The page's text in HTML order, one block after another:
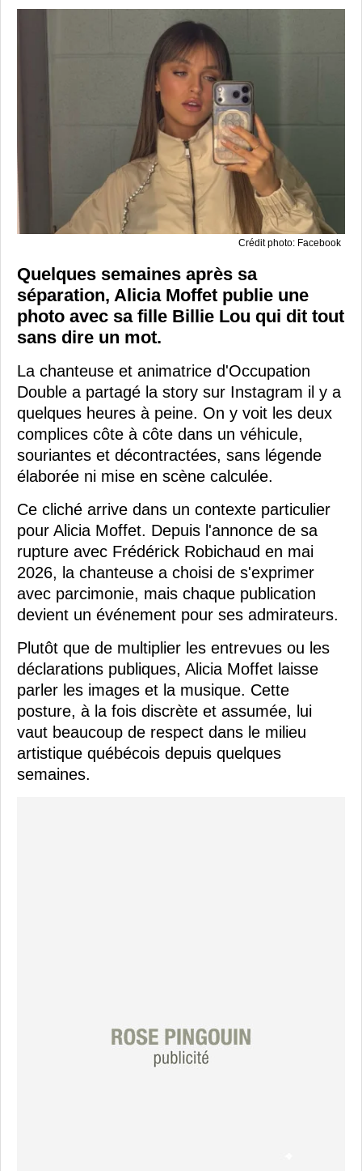
Crédit photo: Facebook
Quelques semaines après sa
séparation, Alicia Moffet publie une
photo avec sa fille Billie Lou qui dit tout
sans dire un mot.
La chanteuse et animatrice d'Occupation
Double a partagé la story sur Instagram il y a
quelques heures à peine. On y voit les deux
complices côte à côte dans un véhicule,
souriantes et décontractées, sans légende
élaborée ni mise en scène calculée.
Ce cliché arrive dans un contexte particulier
pour Alicia Moffet. Depuis l'annonce de sa
rupture avec Frédérick Robichaud en mai
2026, la chanteuse a choisi de s'exprimer
avec parcimonie, mais chaque publication
devient un événement pour ses admirateurs.
Plutôt que de multiplier les entrevues ou les
déclarations publiques, Alicia Moffet laisse
parler les images et la musique. Cette
posture, à la fois discrète et assumée, lui
vaut beaucoup de respect dans le milieu
artistique québécois depuis quelques
semaines.